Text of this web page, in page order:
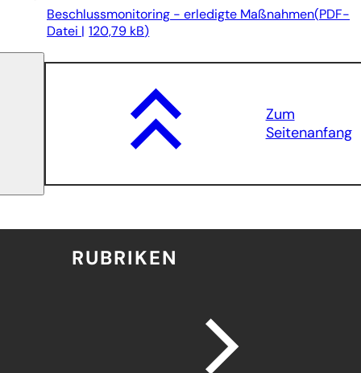
Beschlussmonitoring - erledigte Maßnahmen PDF-
Datei
120,79 kB
Zum
Seitenanfang
RUBRIKEN